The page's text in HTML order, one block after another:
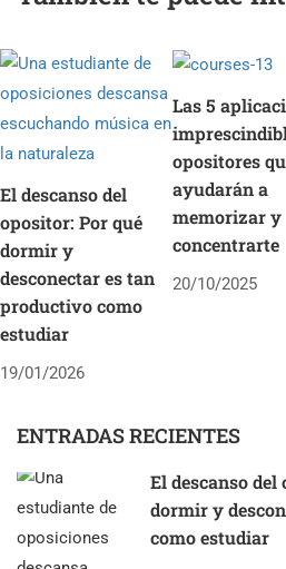
El descanso del
opositor: Por qué
dormir y
desconectar es tan
productivo como
estudiar
19/01/2026
Las 5
opositores
ayudarán a
memorizar y
concentrarte
20/10/2025
ENTRADAS RECIENTES
El descanso
dormir y
como estudiar